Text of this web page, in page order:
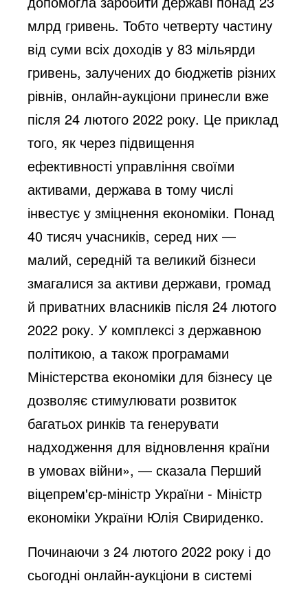
млрд гривень. Тобто четверту частину
від суми всіх доходів у 83 мільярди
гривень, залучених до бюджетів різних
рівнів, онлайн-аукціони принесли вже
після 24 лютого 2022 року. Це приклад
того, як через підвищення
ефективності управління своїми
активами, держава в тому числі
інвестує у зміцнення економіки. Понад
40 тисяч учасників, серед них —
малий, середній та великий бізнеси
змагалися за активи держави, громад
й приватних власників після 24 лютого
2022 року. У комплексі з державною
політикою, а також програмами
Міністерства економіки для бізнесу це
дозволяє стимулювати розвиток
багатьох ринків та генерувати
надходження для відновлення країни
в умовах війни», — сказала Перший
віцепрем'єр-міністр України - Міністр
економіки України Юлія Свириденко.
Починаючи з 24 лютого 2022 року і до
сьогодні онлайн-аукціони в системі